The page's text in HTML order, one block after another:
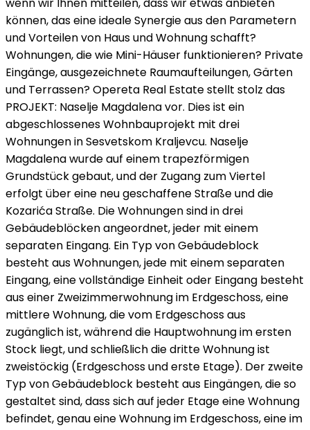
wenn wir Ihnen mitteilen, dass wir etwas anbieten
können, das eine ideale Synergie aus den Parametern
und Vorteilen von Haus und Wohnung schafft?
Wohnungen, die wie Mini-Häuser funktionieren? Private
Eingänge, ausgezeichnete Raumaufteilungen, Gärten
und Terrassen? Opereta Real Estate stellt stolz das
PROJEKT: Naselje Magdalena vor. Dies ist ein
abgeschlossenes Wohnbauprojekt mit drei
Wohnungen in Sesvetskom Kraljevcu. Naselje
Magdalena wurde auf einem trapezförmigen
Grundstück gebaut, und der Zugang zum Viertel
erfolgt über eine neu geschaffene Straße und die
Kozarića Straße. Die Wohnungen sind in drei
Gebäudeblöcken angeordnet, jeder mit einem
separaten Eingang. Ein Typ von Gebäudeblock
besteht aus Wohnungen, jede mit einem separaten
Eingang, eine vollständige Einheit oder Eingang besteht
aus einer Zweizimmerwohnung im Erdgeschoss, eine
mittlere Wohnung, die vom Erdgeschoss aus
zugänglich ist, während die Hauptwohnung im ersten
Stock liegt, und schließlich die dritte Wohnung ist
zweistöckig (Erdgeschoss und erste Etage). Der zweite
Typ von Gebäudeblock besteht aus Eingängen, die so
gestaltet sind, dass sich auf jeder Etage eine Wohnung
befindet, genau eine Wohnung im Erdgeschoss, eine im